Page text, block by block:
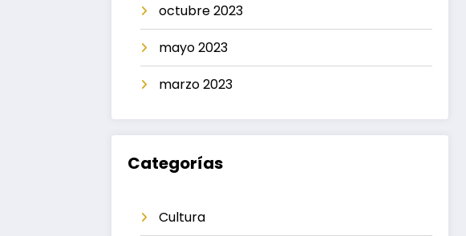
octubre 2023
mayo 2023
marzo 2023
Categorías
Cultura